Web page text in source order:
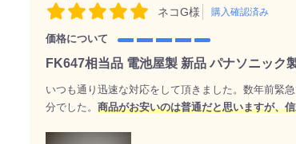
ネコG様 購入確認済み
価格について
FK647相当品 電池屋製 新品 パナソニック
いつも通り迅速な対応をして頂きました。数年前緊
分でした。 商品がお安いのは普通だと思いますが、